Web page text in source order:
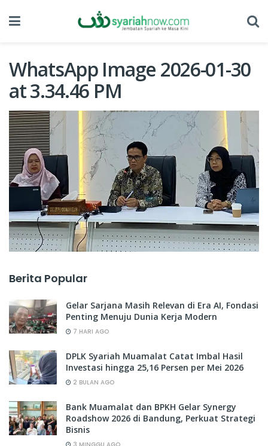
WhatsApp Image 2026-01-30
at 3.34.46 PM
Berita Popular
Gelar Sarjana Masih Relevan di Era AI, Fondasi
Penting Menuju Dunia Kerja Modern
7 HARI AGO
DPLK Syariah Muamalat Catat Imbal Hasil
Investasi hingga 25,16 Persen per Mei 2026
2 BULAN AGO
Bank Muamalat dan BPKH Gelar Synergy
Roadshow 2026 di Bandung, Perkuat Strategi
Bisnis